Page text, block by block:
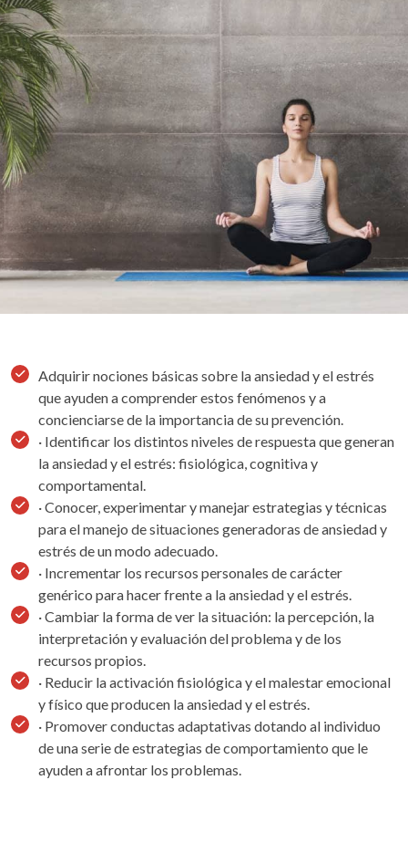
Adquirir nociones básicas sobre la ansiedad y el estrés
que ayuden a comprender estos fenómenos y a
concienciarse de la importancia de su prevención.
· Identificar los distintos niveles de respuesta que generan
la ansiedad y el estrés: fisiológica, cognitiva y
comportamental.
· Conocer, experimentar y manejar estrategias y técnicas
para el manejo de situaciones generadoras de ansiedad y
estrés de un modo adecuado.
· Incrementar los recursos personales de carácter
genérico para hacer frente a la ansiedad y el estrés.
· Cambiar la forma de ver la situación: la percepción, la
interpretación y evaluación del problema y de los
recursos propios.
· Reducir la activación fisiológica y el malestar emocional
y físico que producen la ansiedad y el estrés.
· Promover conductas adaptativas dotando al individuo
de una serie de estrategias de comportamiento que le
ayuden a afrontar los problemas.